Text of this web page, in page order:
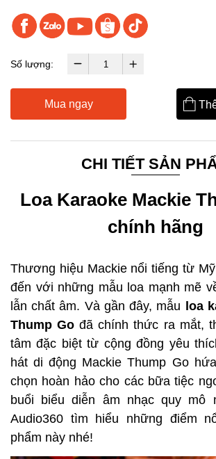
Số lượng:
Mua ngay
CHI TIẾT SẢN
Loa Karaoke Mackie
chính hãng
Thương hiệu Mackie nổi tiếng từ
đến với những mẫu loa mạnh mẽ
lẫn chất âm. Và gần đây, mẫu loa
Thump Go đã chính thức ra mắt,
tâm đặc biệt từ cộng đồng yêu
hát di động Mackie Thump Go
chọn hoàn hảo cho các bữa tiệc
buổi biểu diễn âm nhạc quy mô
Audio360 tìm hiểu những điểm
phẩm này nhé!